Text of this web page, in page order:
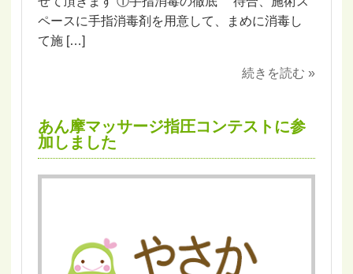
ペースに手指消毒剤を用意して、まめに消毒し
て施 […]
続きを読む »
あん摩マッサージ指圧コンテストに参
加しました